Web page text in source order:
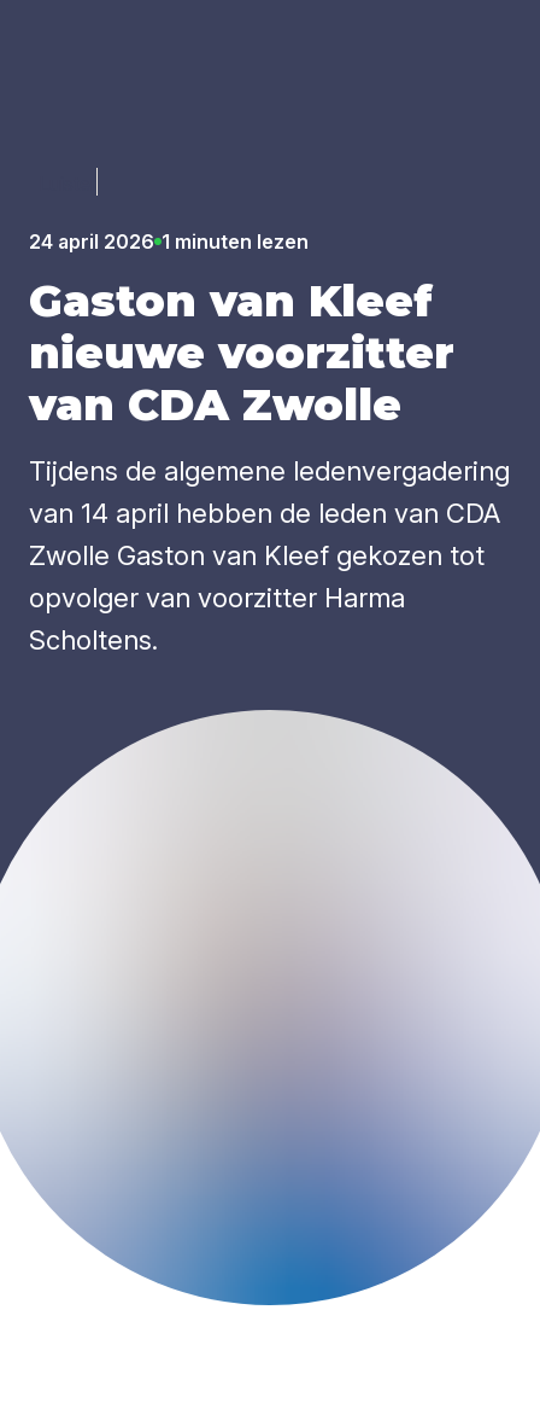
24 april 2026 1 minuten lezen
Gas­ton van Kleef
nieu­we voor­zit­ter
van CDAZwol­le
Tijdens de algemene ledenvergadering
van 14 april hebben de leden van CDA
Zwolle Gaston van Kleef gekozen tot
opvolger van voorzitter Harma
Scholtens.